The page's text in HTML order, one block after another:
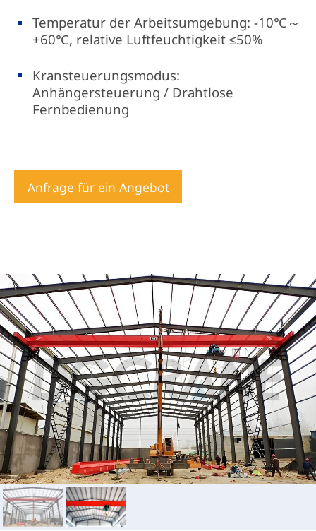
Temperatur der Arbeitsumgebung: -10℃～
+60℃, relative Luftfeuchtigkeit ≤50%
Kransteuerungsmodus:
Anhängersteuerung / Drahtlose
Fernbedienung
Anfrage für ein Angebot